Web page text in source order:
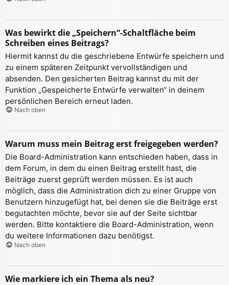
Was bewirkt die „Speichern“-Schaltfläche beim
Schreiben eines Beitrags?
Hiermit kannst du die geschriebene Entwürfe speichern und
zu einem späteren Zeitpunkt vervollständigen und
absenden. Den gesicherten Beitrag kannst du mit der
Funktion „Gespeicherte Entwürfe verwalten“ in deinem
persönlichen Bereich erneut laden.
Nach oben
Warum muss mein Beitrag erst freigegeben werden?
Die Board-Administration kann entschieden haben, dass in
dem Forum, in dem du einen Beitrag erstellt hast, die
Beiträge zuerst geprüft werden müssen. Es ist auch
möglich, dass die Administration dich zu einer Gruppe von
Benutzern hinzugefügt hat, bei denen sie die Beiträge erst
begutachten möchte, bevor sie auf der Seite sichtbar
werden. Bitte kontaktiere die Board-Administration, wenn
du weitere Informationen dazu benötigst.
Nach oben
Wie markiere ich ein Thema als neu?